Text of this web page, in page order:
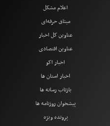
اعلام مشکل
میثاق حرفه‌ای
عناوین کل اخبار
عناوین اقتصادی
اخبار اکو
اخبار استان ها
بازتاب رسانه ها
پیشخوان روزنامه ها
پرونده ویژه